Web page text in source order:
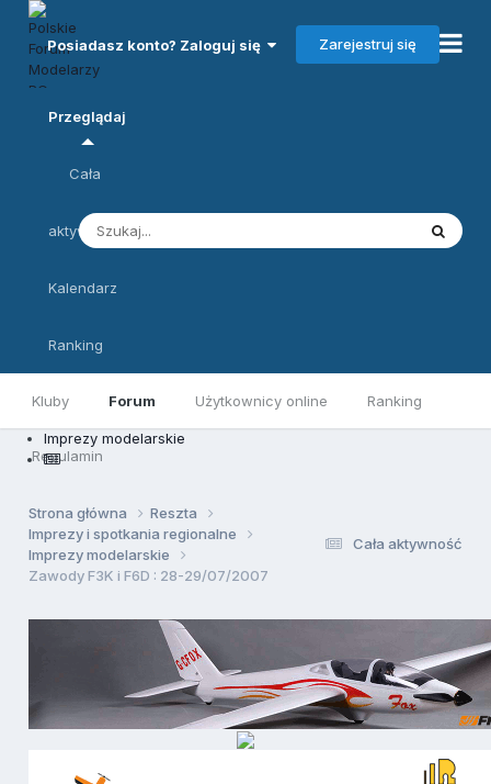
Posiadasz konto? Zaloguj się Zarejestruj się
Przeglądaj
Kluby Forum Użytkownicy online Ranking
Regulamin
Cała
aktywność
Kalendarz
Ranking
Imprezy modelarskie
Cała aktywność
Strona główna
Reszta
Imprezy i spotkania regionalne
Imprezy modelarskie
Zawody F3K i F6D : 28-29/07/2007